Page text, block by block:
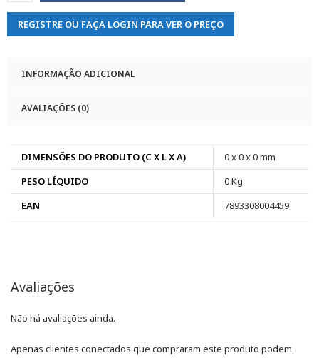
REGISTRE OU FAÇA LOGIN PARA VER O PREÇO
INFORMAÇÃO ADICIONAL
AVALIAÇÕES (0)
DIMENSÕES DO PRODUTO (C X L X A)
0 x 0 x 0 mm
PESO LÍQUIDO
0 Kg
EAN
7893308004459
Avaliações
Não há avaliações ainda.
Apenas clientes conectados que compraram este produto podem